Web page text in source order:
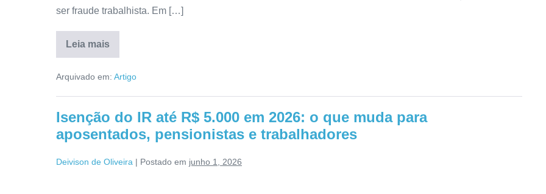
ser fraude trabalhista. Em […]
Leia mais
Arquivado em: Artigo
Isenção do IR até R$ 5.000 em 2026: o que muda para
aposentados, pensionistas e trabalhadores
Deivison de Oliveira | Postado em junho 1, 2026